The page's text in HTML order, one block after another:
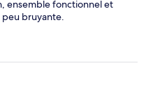
ensemble fonctionnel et
peu bruyante.